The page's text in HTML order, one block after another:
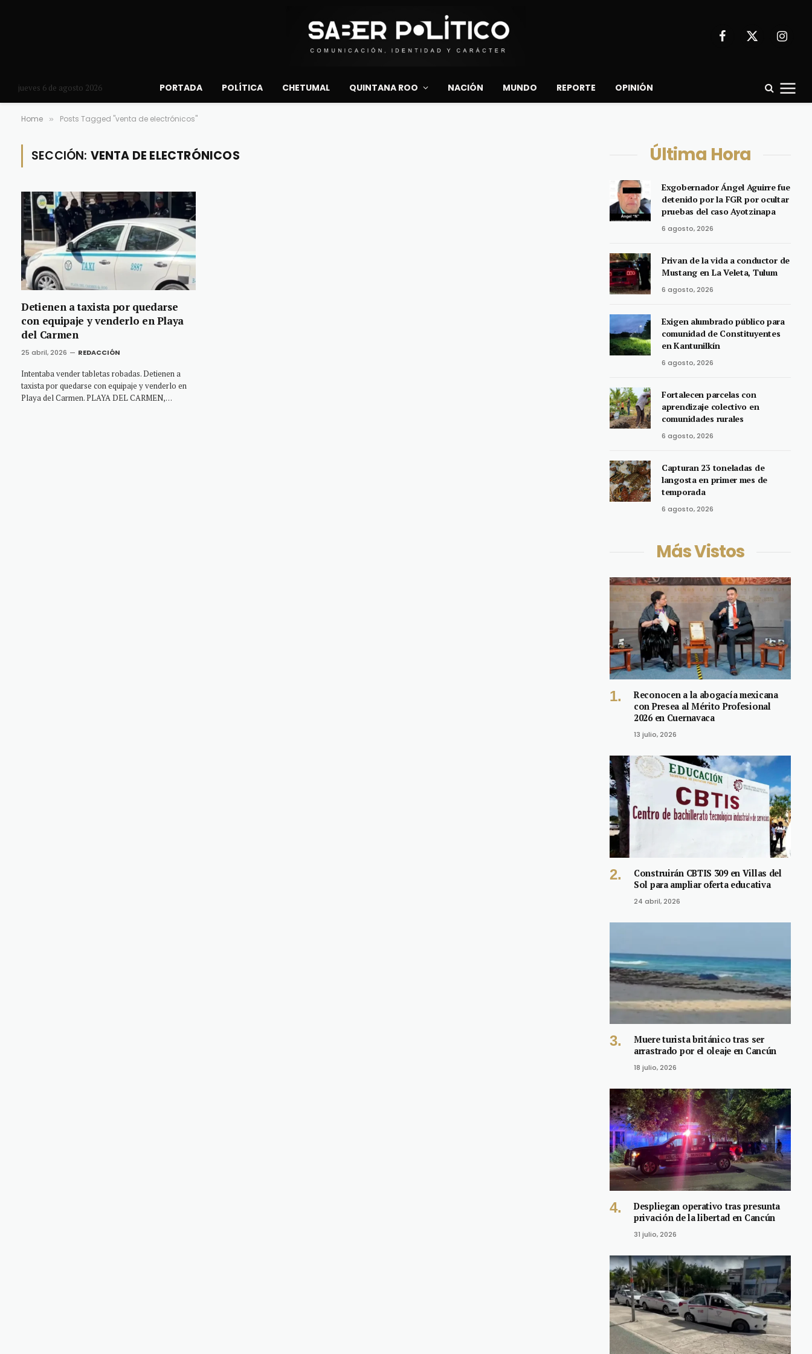
Facebook
X
jueves 6 de agosto 2026 PORTADA POLÍTICA CHETUMAL QUINTANA ROO NACIÓN MUNDO REPORTE OPINIÓN
Home » Posts Tagged "venta de electrónicos"
SECCIÓN: VENTA DE ELECTRÓNICOS
Detienen a taxista por quedarse
con equipaje y venderlo en Playa
del Carmen
25 abril, 2026 REDACCIÓN
Intentaba vender tabletas robadas. Detienen a
taxista por quedarse con equipaje y venderlo en
Playa del Carmen. PLAYA DEL CARMEN,…
Última Hora
Exgobernador Ángel Aguirre fue
detenido por la FGR por ocultar
pruebas del caso Ayotzinapa
6 agosto, 2026
Privan de la vida a conductor de
Mustang en La Veleta, Tulum
6 agosto, 2026
Exigen alumbrado público para
comunidad de Constituyentes
en Kantunilkín
6 agosto, 2026
Fortalecen parcelas con
aprendizaje colectivo en
comunidades rurales
6 agosto, 2026
Capturan 23 toneladas de
langosta en primer mes de
temporada
6 agosto, 2026
Más Vistos
Reconocen a la abogacía mexicana
con Presea al Mérito Profesional
2026 en Cuernavaca
13 julio, 2026
Construirán CBTIS 309 en Villas del
Sol para ampliar oferta educativa
24 abril, 2026
Muere turista británico tras ser
arrastrado por el oleaje en Cancún
18 julio, 2026
Despliegan operativo tras presunta
privación de la libertad en Cancún
31 julio, 2026